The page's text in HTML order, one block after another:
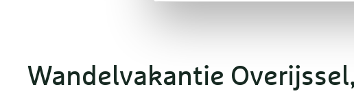
Wandelvakantie